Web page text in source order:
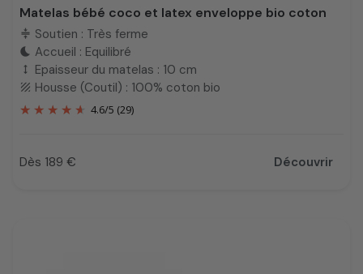
Matelas bébé coco et latex enveloppe bio coton
compress Soutien : Très ferme
bedtime Accueil : Equilibré
height Epaisseur du matelas : 10 cm
texture Housse (Coutil) : 100% coton bio
4.6/5 (29)
Prix
Dès 189 € Découvrir